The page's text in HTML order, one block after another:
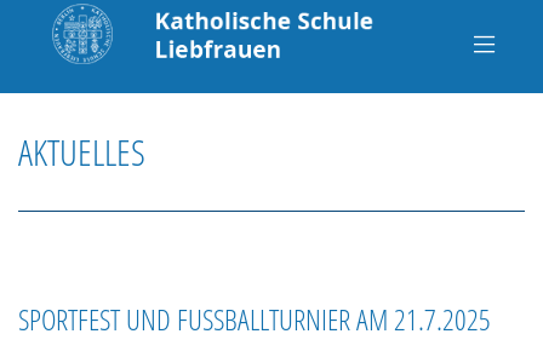
AKTUELLES
SPORTFEST UND FUSSBALLTURNIER AM 21.7.2025